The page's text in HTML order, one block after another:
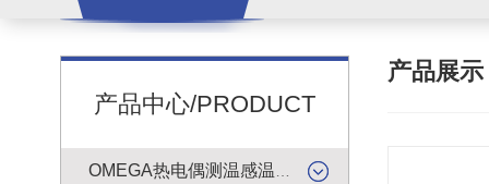
产品中心/PRODUCT
产品展示